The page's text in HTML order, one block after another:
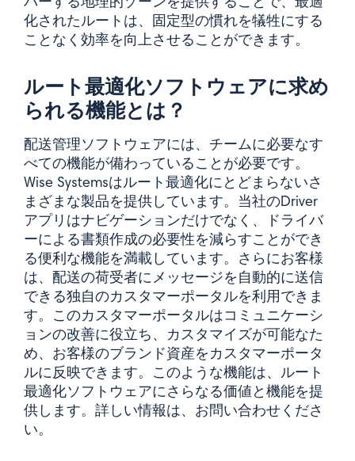
化されたルートは、固定型の慣れを犠牲にする
ことなく効率を向上させることができます。
ルート最適化ソフトウェアに求め
られる機能とは？
配送管理ソフトウェアには、チームに必要なす
べての機能が備わっていることが必要です。
Wise Systemsはルート最適化にとどまらないさ
まざまな製品を提供しています。当社のDriver
アプリはナビゲーションだけでなく、ドライバ
ーによる書類作成の必要性を減らすことができ
る便利な機能を満載しています。さらにお客様
は、配送の荷受者にメッセージを自動的に送信
できる独自のカスタマーポータルを利用できま
す。このカスタマーポータルはコミュニケーシ
ョンの改善に役立ち、カスタマイズが可能なた
め、お客様のブランド資産をカスタマーポータ
ルに反映できます。このような機能は、ルート
最適化ソフトウェアにさらなる価値と機能を提
供します。詳しい情報は、お問い合わせくださ
い。